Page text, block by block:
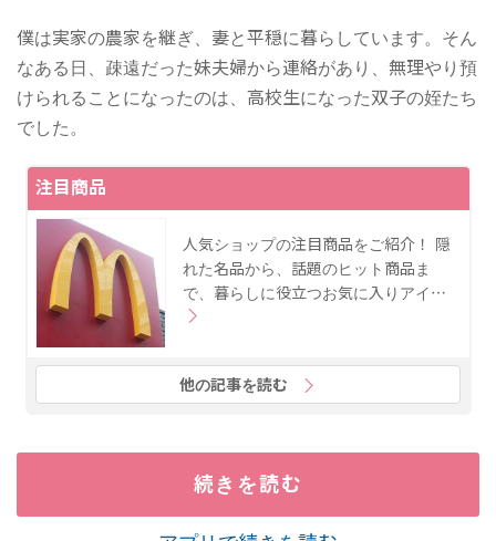
僕は実家の農家を継ぎ、妻と平穏に暮らしています。そん
なある日、疎遠だった妹夫婦から連絡があり、無理やり預
けられることになったのは、高校生になった双子の姪たち
でした。
注目商品
人気ショップの注目商品をご紹介！ 隠
れた名品から、話題のヒット商品ま
で、暮らしに役立つお気に入りアイ…
他の記事を読む
続きを読む